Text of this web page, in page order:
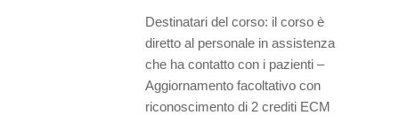
Destinatari del corso: il corso è
diretto al personale in assistenza
che ha contatto con i pazienti –
Aggiornamento facoltativo con
riconoscimento di 2 crediti ECM